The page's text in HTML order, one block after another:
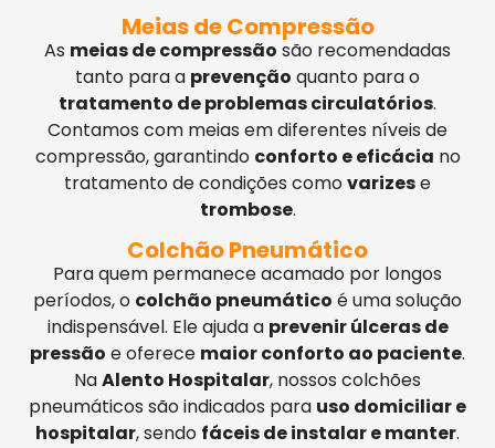
Meias de Compressão
As meias de compressão são recomendadas
tanto para a prevenção quanto para o
tratamento de problemas circulatórios.
Contamos com meias em diferentes níveis de
compressão, garantindo conforto e eficácia no
tratamento de condições comovarizese
trombose.
Colchão Pneumático
Para quem permanece acamado por longos
períodos, o colchão pneumático é uma solução
indispensável. Ele ajuda a prevenir úlceras de
pressão e oferece maior conforto ao paciente.
NaAlento Hospitalar, nossos colchões
pneumáticos são indicados para uso domiciliar e
hospitalar, sendo fáceis de instalar e manter.